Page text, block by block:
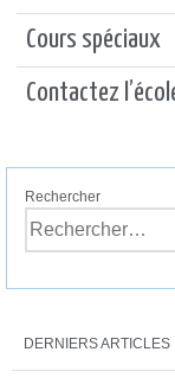
Cours spéciaux
Contactez
Rechercher
DERNIERS ARTICLES